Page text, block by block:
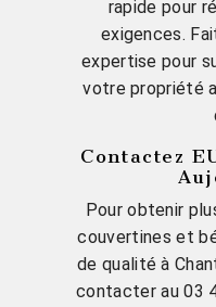
rapide pour
exigences.
expertise pour
votre propriété
Contactez
Pour obtenir
couvertines et
de qualité à
contacter au 03